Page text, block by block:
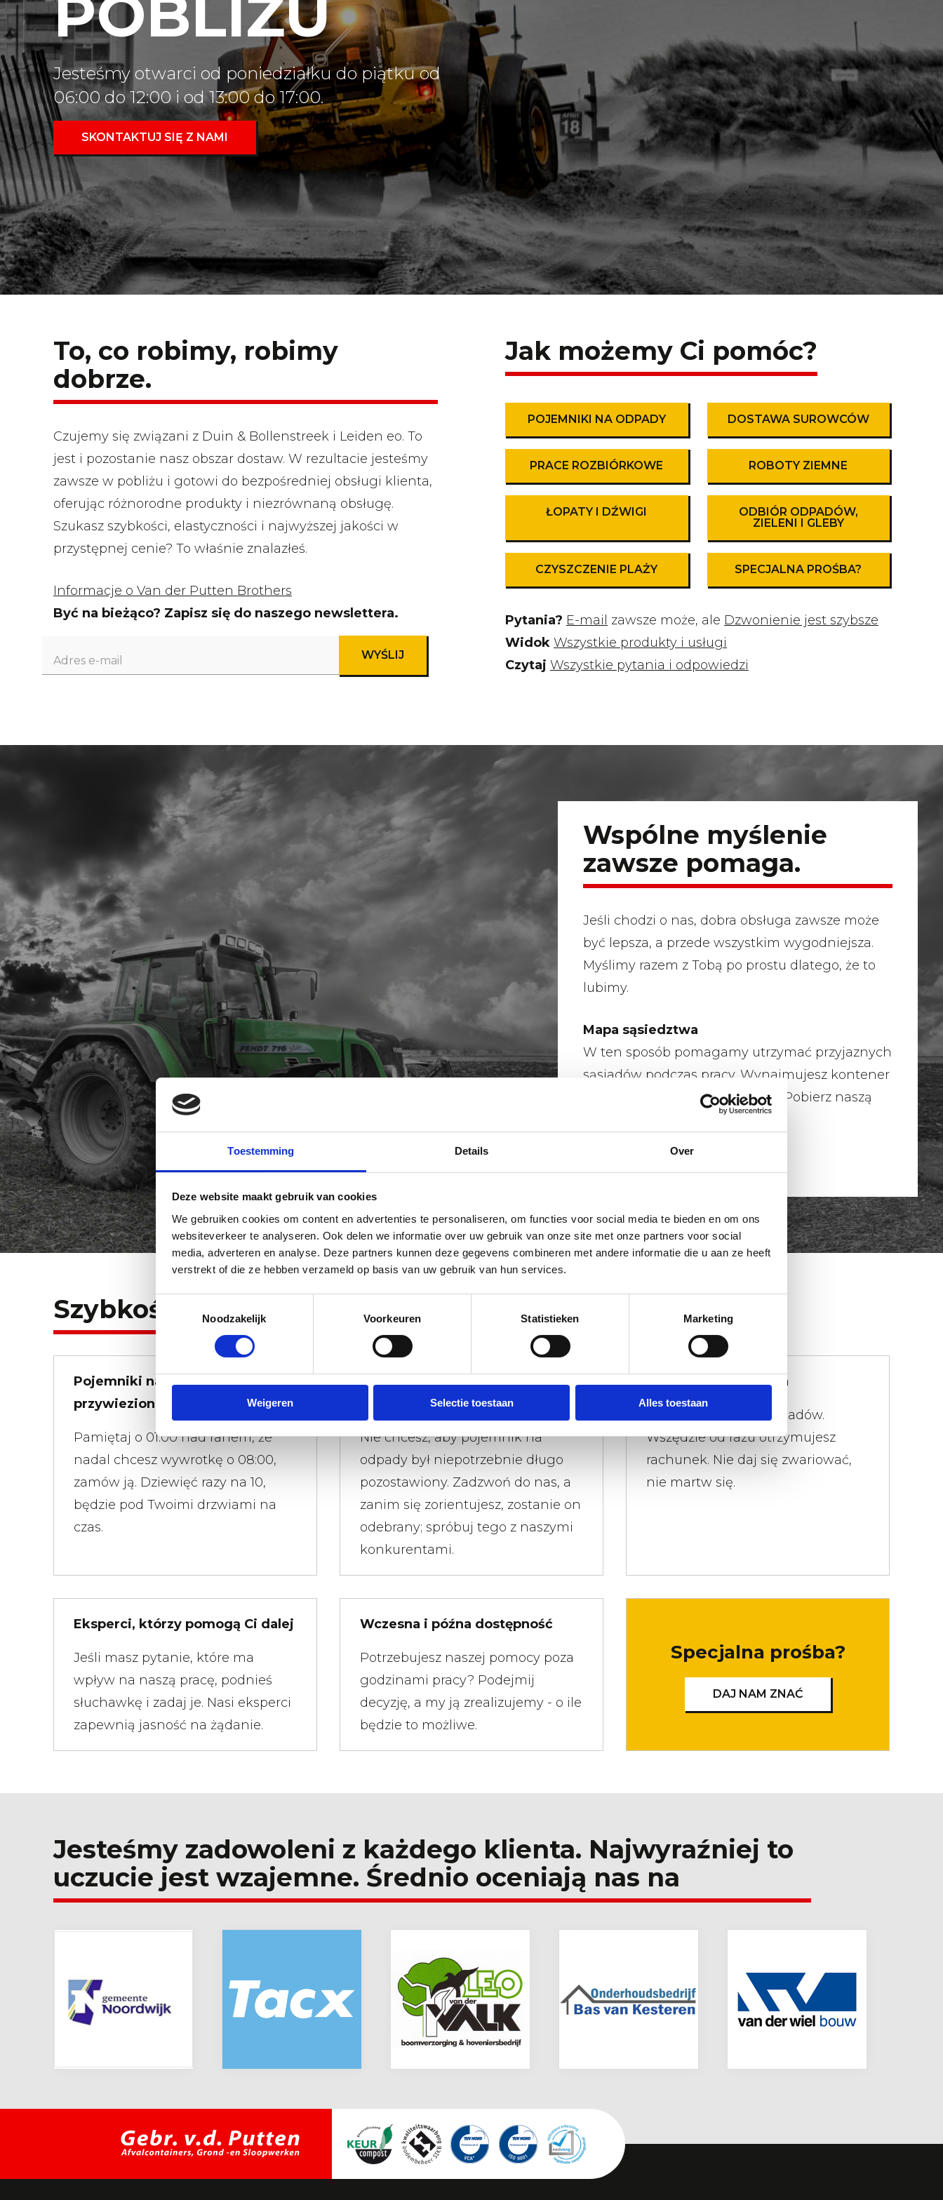
Toestemming Details Over
Deze website maakt gebruik van cookies
We gebruiken cookies om content en advertenties te personaliseren, om functies voor social media te bieden en om ons
websiteverkeer te analyseren. Ook delen we informatie over uw gebruik van onze site met onze partners voor social
media, adverteren en analyse. Deze partners kunnen deze gegevens combineren met andere informatie die u aan ze heeft
verstrekt of die ze hebben verzameld op basis van uw gebruik van hun services.
Toestemmingsselectie
Noodzakelijk
Voorkeuren Statistieken Marketing
Weigeren Selectie toestaan Alles toestaan
POBLIŻU
Jesteśmy otwarci od poniedziałku do piątku od
06:00 do 12:00 i od 13:00 do 17:00.
SKONTAKTUJ SIĘ Z NAMI
To, co robimy, robimy
dobrze.
Czujemy się związani z Duin & Bollenstreek i Leiden eo. To
jest i pozostanie nasz obszar dostaw. W rezultacie jesteśmy
zawsze w pobliżu i gotowi do bezpośredniej obsługi klienta,
oferując różnorodne produkty i niezrównaną obsługę.
Szukasz szybkości, elastyczności i najwyższej jakości w
przystępnej cenie? To właśnie znalazłeś.
Informacje o Van der Putten Brothers
Być na bieżąco? Zapisz się do naszego newslettera.
Jak możemy Ci pomóc?
POJEMNIKI NA ODPADY DOSTAWA SUROWCÓW
PRACE ROZBIÓRKOWE ROBOTY ZIEMNE
ŁOPATY I DŹWIGI
ODBIÓR ODPADÓW,
ZIELENI I GLEBY
CZYSZCZENIE PLAŻY SPECJALNA PROŚBA?
Pytania? E-mail zawsze może, ale Dzwonienie jest szybsze
Widok Wszystkie produkty i usługi
Czytaj Wszystkie pytania i odpowiedzi
Wspólne myślenie
zawsze pomaga.
Jeśli chodzi o nas, dobra obsługa zawsze może
być lepsza, a przede wszystkim wygodniejsza.
Myślimy razem z Tobą po prostu dlatego, że to
lubimy.
Mapa sąsiedztwa
W ten sposób pomagamy utrzymać przyjaznych
sąsiadów podczas pracy. Wynajmujesz kontener
lub urządzenie, które hałasuje? Pobierz naszą
Szybkość i elastyczność.
Pojemniki na odpady
przywiezione szybko
Pamiętaj o 01:00 nad ranem, że
nadal chcesz wywrotkę o 08:00,
zamów ją. Dziewięć razy na 10,
będzie pod Twoimi drzwiami na
czas.
Szybko odbierane pojemniki na
Nie chcesz, aby pojemnik na
odpady był niepotrzebnie długo
pozostawiony. Zadzwoń do nas, a
zanim się zorientujesz, zostanie on
odebrany; spróbuj tego z naszymi
konkurentami.
Nie utrudniamy życia
Istnieje limit wagi odpadów.
Wszędzie od razu otrzymujesz
rachunek. Nie daj się zwariować,
nie martw się.
Eksperci, którzy pomogą Ci dalej
Jeśli masz pytanie, które ma
wpływ na naszą pracę, podnieś
słuchawkę i zadaj je. Nasi eksperci
zapewnią jasność na żądanie.
Wczesna i późna dostępność
Potrzebujesz naszej pomocy poza
godzinami pracy? Podejmij
decyzję, a my ją zrealizujemy - o ile
będzie to możliwe.
Specjalna prośba?
DAJ NAM ZNAĆ
Jesteśmy zadowoleni z każdego klienta. Najwyraźniej to
uczucie jest wzajemne. Średnio oceniają nas na